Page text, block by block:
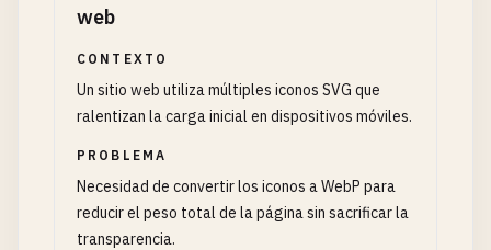
web
CONTEXTO
Un sitio web utiliza múltiples iconos SVG que
ralentizan la carga inicial en dispositivos móviles.
PROBLEMA
Necesidad de convertir los iconos a WebP para
reducir el peso total de la página sin sacrificar la
transparencia.